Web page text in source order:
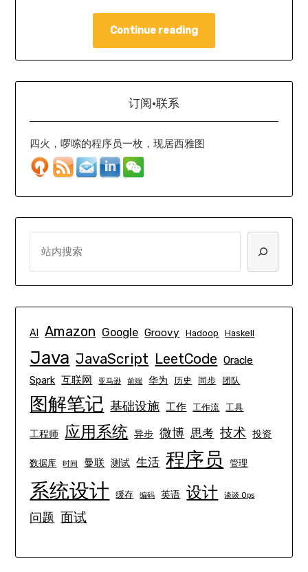
Continue reading
订阅·联系
四火，啰嗦的程序员一枚，现居西雅图
AI Amazon Google Groovy Hadoop Haskell
Java JavaScript LeetCode Oracle
Spark 互联网 亚马逊 前端 华为 历史 同步 团队
图解笔记 基础设施 工作 工作流 工具
工程师 应用系统 异步 微博 思考 技术 投资
数据库 时间 曼联 测试 生活 程序员 管理
系统设计 缓存 编码 英语 设计 谈谈 Ops
问题 面试